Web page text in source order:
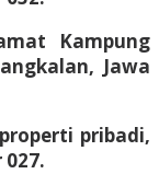
Kampung
Jawa
pribadi,